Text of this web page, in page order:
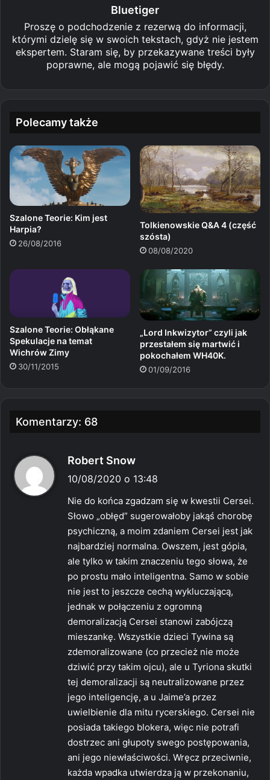
Bluetiger
Proszę o podchodzenie z rezerwą do informacji,
którymi dzielę się w swoich tekstach, gdyż nie jestem
ekspertem. Staram się, by przekazywane treści były
poprawne, ale mogą pojawić się błędy.
Polecamy także
Szalone Teorie: Kim jest
Harpia?
26/08/2016
Tolkienowskie Q&A 4 (część
szósta)
08/08/2020
Szalone Teorie: Obłąkane
Spekulacje na temat
Wichrów Zimy
30/11/2015
„Lord Inkwizytor” czyli jak
przestałem się martwić i
pokochałem WH40K.
01/09/2016
Komentarzy: 68
Robert Snow
i
e
:
10/08/2020 o 13:48
Nie do końca zgadzam się w kwestii Cersei.
Słowo „obłęd” sugerowałoby jakąś chorobę
psychiczną, a moim zdaniem Cersei jest jak
najbardziej normalna. Owszem, jest gópia,
ale tylko w takim znaczeniu tego słowa, że
po prostu mało inteligentna. Samo w sobie
nie jest to jeszcze cechą wykluczającą,
jednak w połączeniu z ogromną
demoralizacją Cersei stanowi zabójczą
mieszankę. Wszystkie dzieci Tywina są
zdemoralizowane (co przecież nie może
dziwić przy takim ojcu), ale u Tyriona skutki
tej demoralizacji są neutralizowane przez
jego inteligencję, a u Jaime’a przez
uwielbienie dla mitu rycerskiego. Cersei nie
posiada takiego blokera, więc nie potrafi
dostrzec ani głupoty swego postępowania,
ani jego niewłaściwości. Wręcz przeciwnie,
każda wpadka utwierdza ją w przekonaniu,